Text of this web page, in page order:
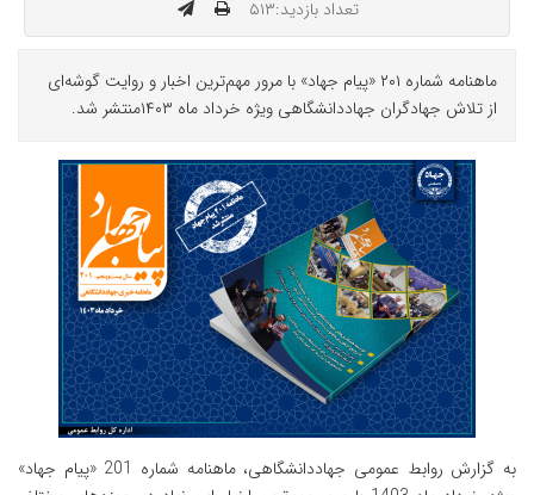
تعداد بازدید:۵۱۳
ماهنامه شماره‌ ۲۰۱ «پیام جهاد» با مرور مهم‌ترین اخبار و روایت گوشه‌ای
از تلاش جهادگران جهاددانشگاهی ویژه خرداد ماه ۱۴۰۳منتشر شد.
به گزارش روابط عمومی جهاددانشگاهی، ماهنامه شماره‌ 201 «پیام جهاد»